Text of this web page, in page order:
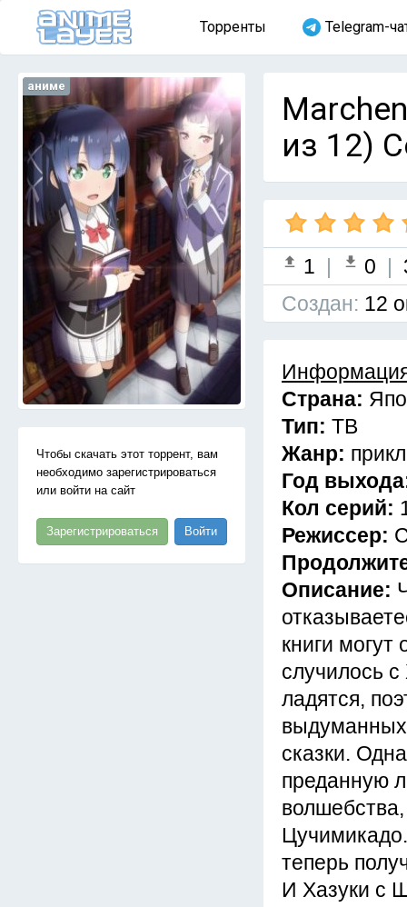
Торренты Telegram-
аниме
Чтобы скачать этот торрент, вам
необходимо зарегистрироваться
или войти на сайт
Зарегистрироваться Войти
из 12)
1 | 0 |
Cоздан: 12
Страна:
Тип: ТВ
Жанр:
Год
Кол серий:
Режиссер:
Описание:
книги могут
случилось
ладятся,
сказки.
преданную
теперь
И Хазуки с